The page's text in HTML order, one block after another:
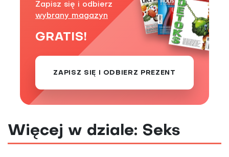
Zapisz się i odbierz
wybrany magazyn
GRATIS!
ZAPISZ SIĘ I ODBIERZ PREZENT
Więcej w dziale: Seks